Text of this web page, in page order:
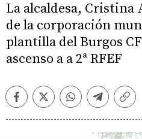
La alcaldesa, Cristina
de la corporación
plantilla del Burgos
ascenso a a 2ª RFEF
FacebookTwitterWhatsappTelegram